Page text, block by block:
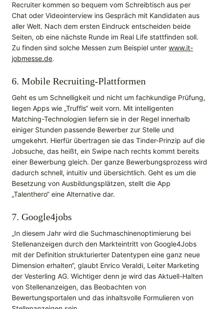
Recruiter kommen so bequem vom Schreibtisch aus per
Chat oder Videointerview ins Gespräch mit Kandidaten aus
aller Welt. Nach dem ersten Eindruck entscheiden beide
Seiten, ob eine nächste Runde im Real Life stattfinden soll.
Zu finden sind solche Messen zum Beispiel unter www.it-
jobmesse.de.
6. Mobile Recruiting-Plattformen
Geht es um Schnelligkeit und nicht um fachkundige Prüfung,
liegen Apps wie „Truffls“ weit vorn. Mit intelligenten
Matching-Technologien liefern sie in der Regel innerhalb
einiger Stunden passende Bewerber zur Stelle und
umgekehrt. Hierfür übertragen sie das Tinder-Prinzip auf die
Jobsuche, das heißt, ein Swipe nach rechts kommt bereits
einer Bewerbung gleich. Der ganze Bewerbungsprozess wird
dadurch schnell, intuitiv und übersichtlich. Geht es um die
Besetzung von Ausbildungsplätzen, stellt die App
„Talenthero“ eine Alternative dar.
7. Google4jobs
„In diesem Jahr wird die Suchmaschinenoptimierung bei
Stellenanzeigen durch den Markteintritt von Google4Jobs
mit der Definition strukturierter Datentypen eine ganz neue
Dimension erhalten“, glaubt Enrico Veraldi, Leiter Marketing
der Vesterling AG. Wichtiger denn je wird das Aktuell-Halten
von Stellenanzeigen, das Beobachten von
Bewertungsportalen und das inhaltsvolle Formulieren von